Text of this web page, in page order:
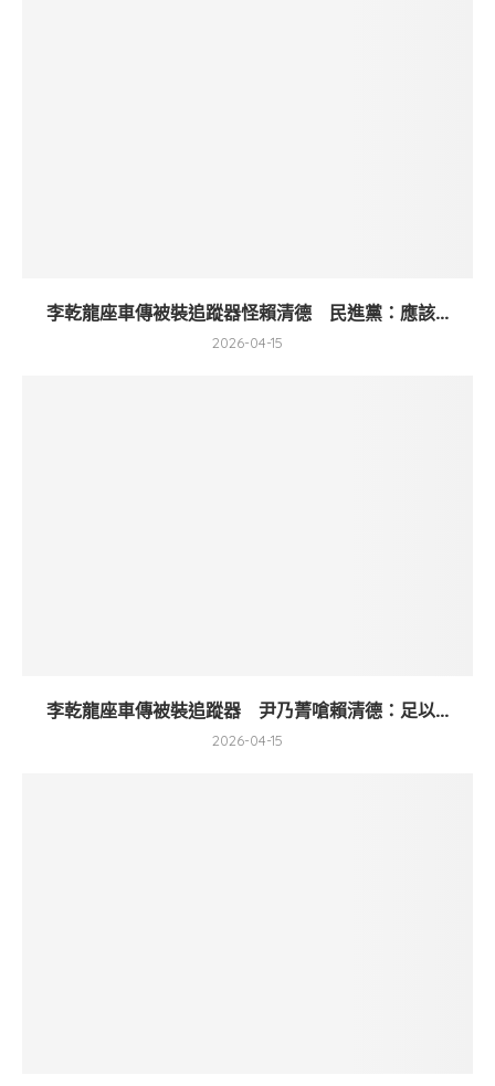
李乾龍座車傳被裝追蹤器怪賴清德 民進黨：應該...
2026-04-15
李乾龍座車傳被裝追蹤器 尹乃菁嗆賴清德：足以...
2026-04-15